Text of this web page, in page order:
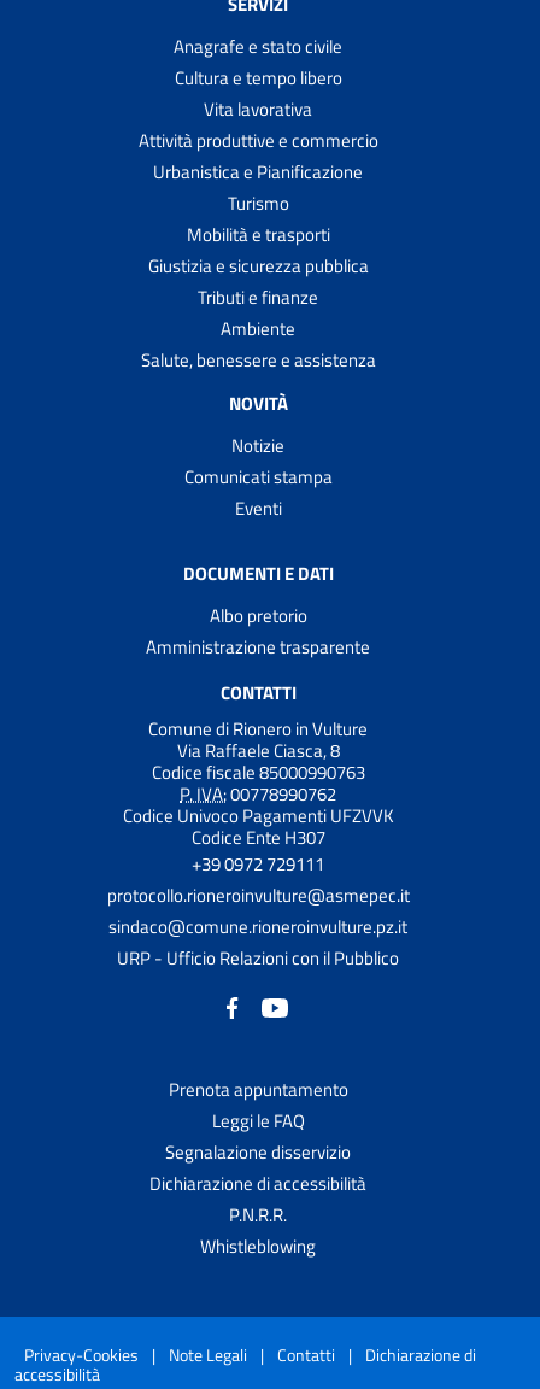
Anagrafe e stato civile
Cultura e tempo libero
Vita lavorativa
Attività produttive e commercio
Urbanistica e Pianificazione
Turismo
Mobilità e trasporti
Giustizia e sicurezza pubblica
Tributi e finanze
Ambiente
Salute, benessere e assistenza
NOVITÀ
Notizie
Comunicati stampa
Eventi
DOCUMENTI E DATI
Albo pretorio
Amministrazione trasparente
CONTATTI
Comune di Rionero in Vulture
Via Raffaele Ciasca, 8
Codice fiscale 85000990763
P. IVA:00778990762
Codice Univoco Pagamenti UFZVVK
Codice Ente H307
+39 0972 729111
protocollo.rioneroinvulture@asmepec.it
sindaco@comune.rioneroinvulture.pz.it
URP - Ufficio Relazioni con il Pubblico
Prenota appuntamento
Leggi le FAQ
Segnalazione disservizio
Dichiarazione di accessibilità
P.N.R.R.
Whistleblowing
Privacy-Cookies | Note Legali | Contatti | Dichiarazione di
accessibilità